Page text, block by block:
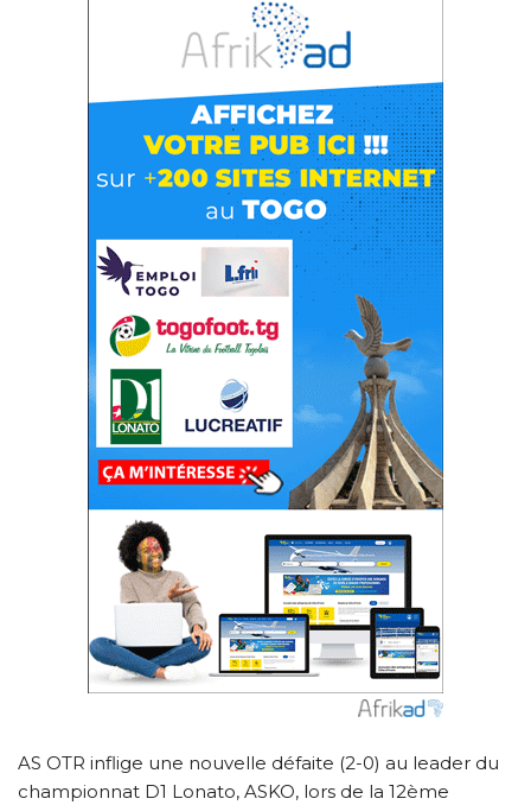
AS OTR inflige une nouvelle défaite (2-0) au leader du
championnat D1 Lonato, ASKO, lors de la 12ème